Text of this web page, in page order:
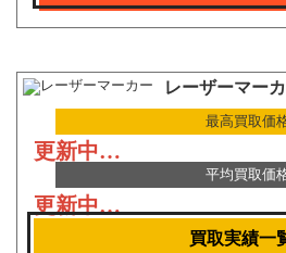
レーザーマー
最高買取価
更新中…
平均買取価
更新中…
買取実績一